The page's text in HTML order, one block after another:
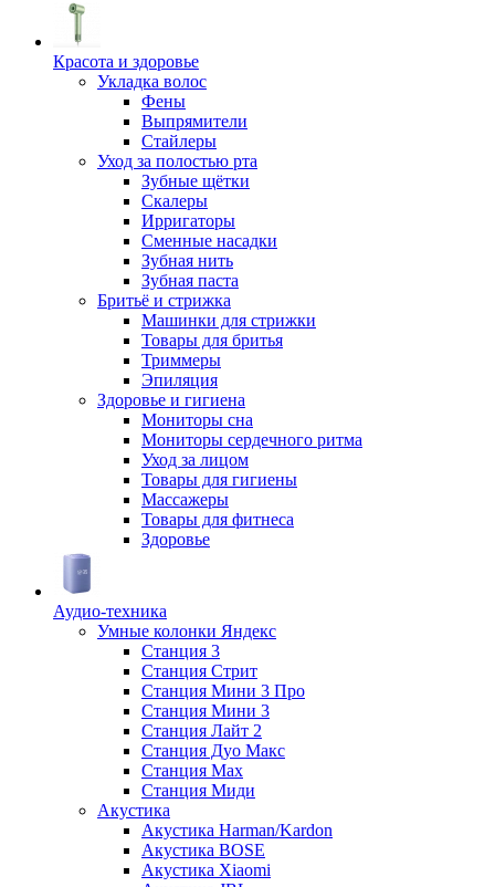
Красота и здоровье
Укладка волос
Фены
Выпрямители
Стайлеры
Уход за полостью рта
Зубные щётки
Скалеры
Ирригаторы
Сменные насадки
Зубная нить
Зубная паста
Бритьё и стрижка
Машинки для стрижки
Товары для бритья
Триммеры
Эпиляция
Здоровье и гигиена
Мониторы сна
Мониторы сердечного ритма
Уход за лицом
Товары для гигиены
Массажеры
Товары для фитнеса
Здоровье
Аудио-техника
Умные колонки Яндекс
Станция 3
Станция Стрит
Станция Мини 3 Про
Станция Мини 3
Станция Лайт 2
Станция Дуо Макс
Станция Max
Станция Миди
Акустика
Акустика Harman/Kardon
Акустика BOSE
Акустика Xiaomi